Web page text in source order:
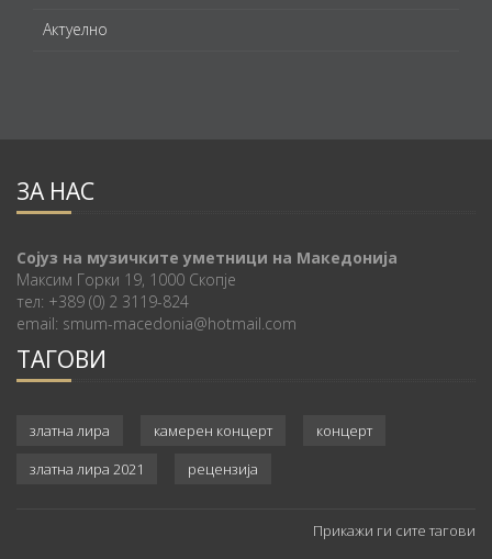
Актуелно
ЗА НАС
Сојуз на музичките уметници на Македонија
Максим Горки 19, 1000 Скопје
тел: +389 (0) 2 3119-824
email: smum-macedonia@hotmail.com
ТАГОВИ
златна лира камерен концерт
концерт
златна лира 2021
рецензија
Прикажи ги сите тагови